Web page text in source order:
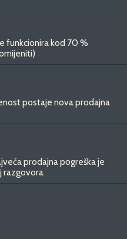
funkcionira kod 70 %
postaje nova prodajna
prodajna pogreška je
razgovora